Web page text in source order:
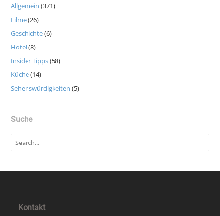
Allgemein (371)
Filme(26)
Geschichte(6)
Hotel(8)
Insider Tipps(58)
Küche(14)
Sehenswürdigkeiten (5)
Suche
Kontakt